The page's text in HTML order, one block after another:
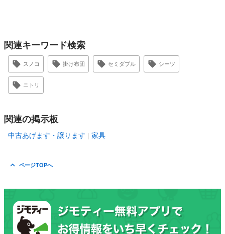
関連キーワード検索
スノコ 掛け布団 セミダブル シーツ
ニトリ
関連の掲示板
中古あげます・譲ります 家具
ページTOPへ